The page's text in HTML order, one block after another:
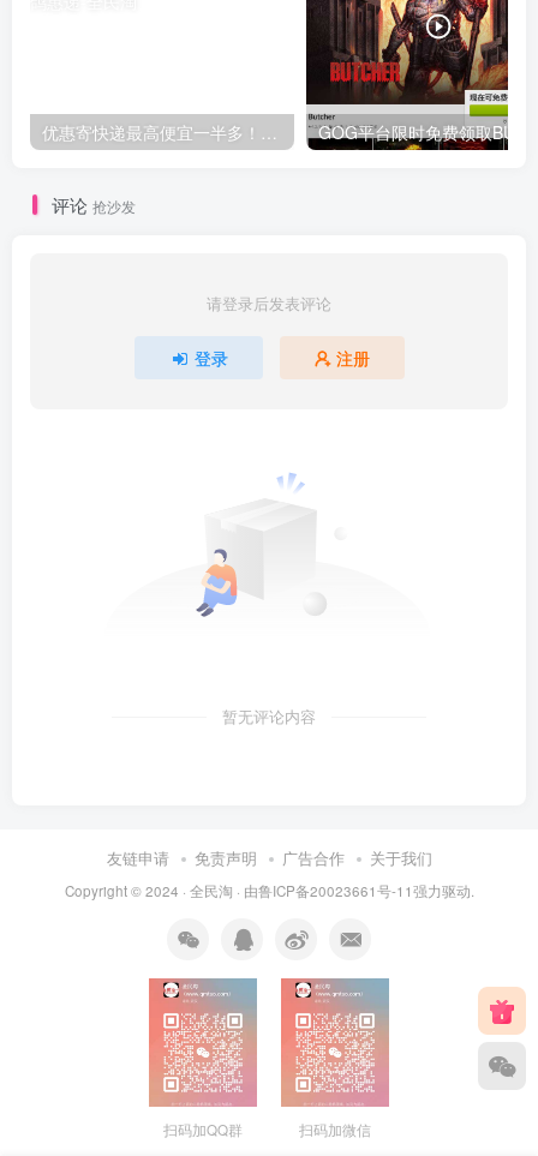
优惠寄快递最高便宜一半多！白鸽惠递
评论 抢沙发
请登录后发表评论
登录 注册
暂无评论内容
友链申请 免责声明 广告合作 关于我们
Copyright © 2024 · 全民淘 · 由鲁ICP备20023661号-11强力驱动.
扫码加QQ群 扫码加微信